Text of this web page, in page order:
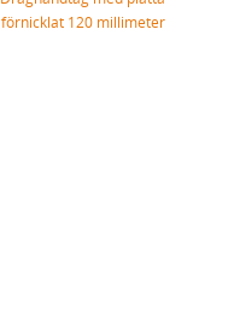
förnicklat 120 millimeter